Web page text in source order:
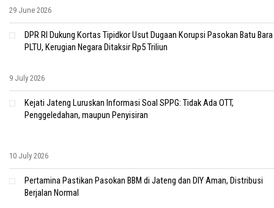
29 June 2026
DPR RI Dukung Kortas Tipidkor Usut Dugaan Korupsi Pasokan Batu Bara
PLTU, Kerugian Negara Ditaksir Rp5 Triliun
9 July 2026
Kejati Jateng Luruskan Informasi Soal SPPG: Tidak Ada OTT,
Penggeledahan, maupun Penyisiran
10 July 2026
Pertamina Pastikan Pasokan BBM di Jateng dan DIY Aman, Distribusi
Berjalan Normal